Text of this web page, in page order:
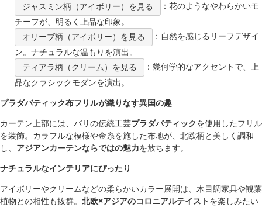
ジャスミン柄（アイボリー）を見る
：花のようなやわらかいモ
チーフが、明るく上品な印象。
オリーブ柄（アイボリー）を見る
：自然を感じるリーフデザイ
ン。ナチュラルな温もりを演出。
ティアラ柄（クリーム）を見る
：幾何学的なアクセントで、上
品なクラシックモダンを演出。
プラダバティック布フリルが織りなす異国の趣
カーテン上部には、バリの伝統工芸プラダバティックを使用したフリル
を装飾。カラフルな模様や金糸を施した布地が、北欧柄と美しく調和
し、 アジアンカーテンならではの魅力を放ちます。
ナチュラルなインテリアにぴったり
アイボリーやクリームなどの柔らかいカラー展開は、木目調家具や観葉
植物との相性も抜群。 北欧×アジアのコロニアルテイストを楽しみたい